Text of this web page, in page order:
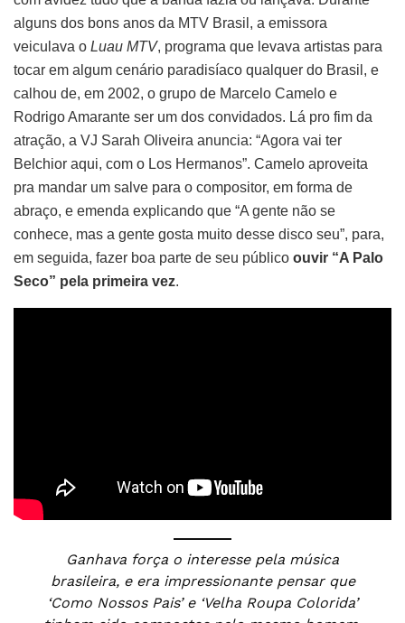
alguns dos bons anos da MTV Brasil, a emissora
veiculava o Luau MTV, programa que levava artistas para
tocar em algum cenário paradisíaco qualquer do Brasil, e
calhou de, em 2002, o grupo de Marcelo Camelo e
Rodrigo Amarante ser um dos convidados. Lá pro fim da
atração, a VJ Sarah Oliveira anuncia: “Agora vai ter
Belchior aqui, com o Los Hermanos”. Camelo aproveita
pra mandar um salve para o compositor, em forma de
abraço, e emenda explicando que “A gente não se
conhece, mas a gente gosta muito desse disco seu”, para,
em seguida, fazer boa parte de seu público ouvir “A Palo
Seco” pela primeira vez.
Ganhava força o interesse pela música
brasileira, e era impressionante pensar que
‘Como Nossos Pais’ e ‘Velha Roupa Colorida’